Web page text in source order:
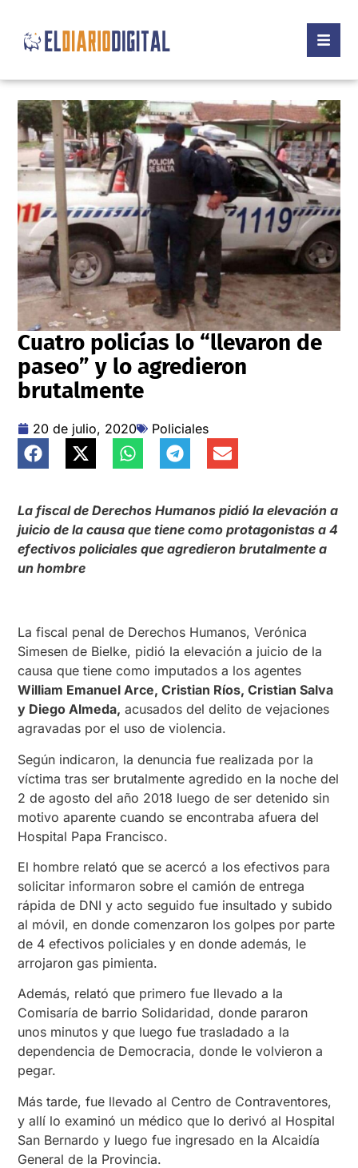
Cuatro policías lo “llevaron de
paseo” y lo agredieron
brutalmente
20 de julio, 2020 Policiales
La fiscal de Derechos Humanos pidió la elevación a
juicio de la causa que tiene como protagonistas a 4
efectivos policiales que agredieron brutalmente a
un hombre
La fiscal penal de Derechos Humanos, Verónica
Simesen de Bielke, pidió la elevación a juicio de la
causa que tiene como imputados a los agentes
William Emanuel Arce, Cristian Ríos, Cristian Salva
y Diego Almeda, acusados del delito de vejaciones
agravadas por el uso de violencia.
Según indicaron, la denuncia fue realizada por la
víctima tras ser brutalmente agredido en la noche del
2 de agosto del año 2018 luego de ser detenido sin
motivo aparente cuando se encontraba afuera del
Hospital Papa Francisco.
El hombre relató que se acercó a los efectivos para
solicitar informaron sobre el camión de entrega
rápida de DNI y acto seguido fue insultado y subido
al móvil, en donde comenzaron los golpes por parte
de 4 efectivos policiales y en donde además, le
arrojaron gas pimienta.
Además, relató que primero fue llevado a la
Comisaría de barrio Solidaridad, donde pararon
unos minutos y que luego fue trasladado a la
dependencia de Democracia, donde le volvieron a
pegar.
Más tarde, fue llevado al Centro de Contraventores,
y allí lo examinó un médico que lo derivó al Hospital
San Bernardo y luego fue ingresado en la Alcaidía
General de la Provincia.